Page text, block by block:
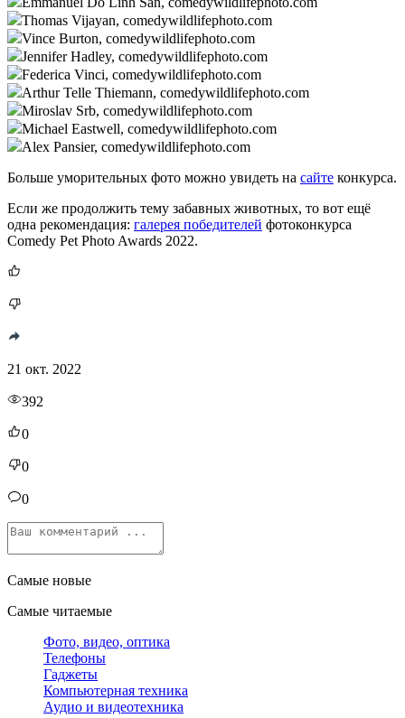
Thomas Vijayan, comedywildlifephoto.com
Vince Burton, comedywildlifephoto.com
Jennifer Hadley, comedywildlifephoto.com
Federica Vinci, comedywildlifephoto.com
Arthur Telle Thiemann, comedywildlifephoto.com
Miroslav Srb, comedywildlifephoto.com
Michael Eastwell, comedywildlifephoto.com
Alex Pansier, comedywildlifephoto.com
Больше уморительных фото можно увидеть на сайте конкурса.
Если же продолжить тему забавных животных, то вот ещё
одна рекомендация: галерея победителей фотоконкурса
Comedy Pet Photo Awards 2022.
21 окт. 2022
392
0
0
0
Самые новые
Самые читаемые
Фото, видео, оптика
Телефоны
Гаджеты
Компьютерная техника
Аудио и видеотехника